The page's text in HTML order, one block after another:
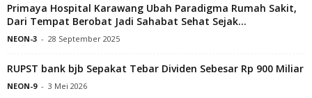
Primaya Hospital Karawang Ubah Paradigma Rumah Sakit,
Dari Tempat Berobat Jadi Sahabat Sehat Sejak...
NEON-3 - 28 September 2025
RUPST bank bjb Sepakat Tebar Dividen Sebesar Rp 900 Miliar
NEON-9 - 3 Mei 2026